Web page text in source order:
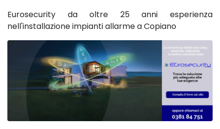
Eurosecurity da oltre 25 anni esperienza
nell'installazione impianti allarme a Copiano